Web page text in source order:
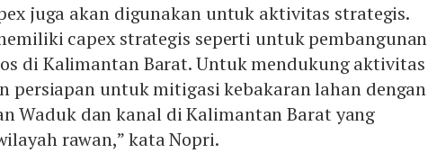
juga akan digunakan untuk aktivitas strategis.
capex strategis seperti untuk pembangunan
di Kalimantan Barat. Untuk mendukung aktivitas
persiapan untuk mitigasi kebakaran lahan dengan
Waduk dan kanal di Kalimantan Barat yang
rawan,” kata Nopri.